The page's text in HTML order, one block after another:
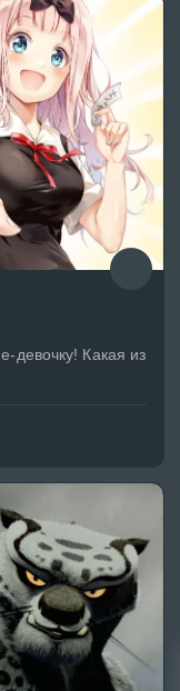
девочку! Какая из